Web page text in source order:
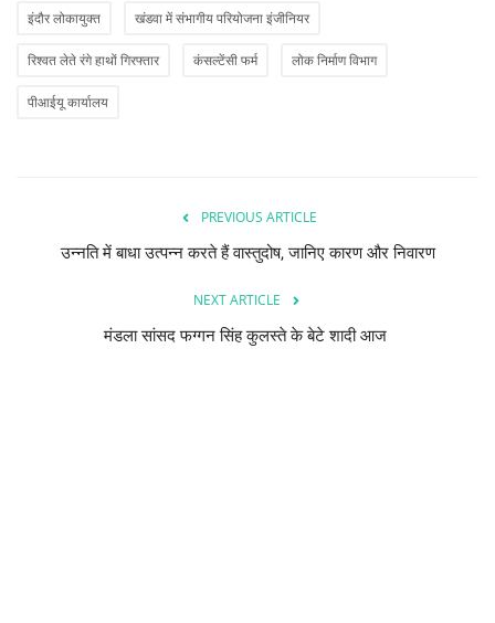
संपर्क
इंदौर लोकायुक्त खंडवा में संभागीय परियोजना इंजीनियर
रिश्वत लेते रंगे हाथों गिरफ्तार कंसल्टेंसी फर्म लोक निर्माण विभाग
पीआईयू कार्यालय
PREVIOUS ARTICLE
उन्नति में बाधा उत्पन्न करते हैं वास्तुदोष, जानिए कारण और निवारण
NEXT ARTICLE
मंडला सांसद फग्गन सिंह कुलस्ते के बेटे शादी आज